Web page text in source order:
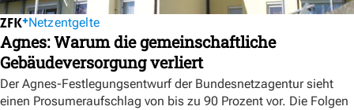
Netzentgelte
Agnes: Warum die gemeinschaftliche
Gebäudeversorgung verliert
Der Agnes-Festlegungsentwurf der Bundesnetzagentur sieht
einen Prosumeraufschlag von bis zu 90 Prozent vor. Die Folgen